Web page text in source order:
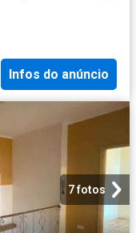
Infos do anúncio
7 fotos